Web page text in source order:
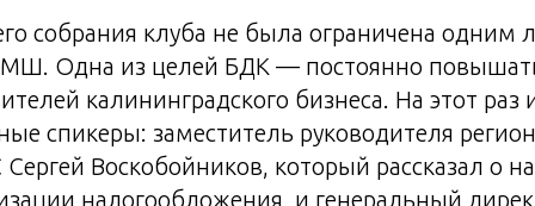
собрания клуба не была ограничена одним
Одна из целей БДК — постоянно
калининградского бизнеса. На этот
спикеры: заместитель руководителя
Воскобойников, который рассказал о
налогообложения, и генеральный